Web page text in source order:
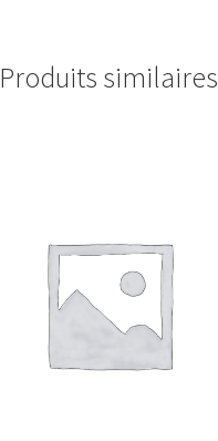
Produits similaires